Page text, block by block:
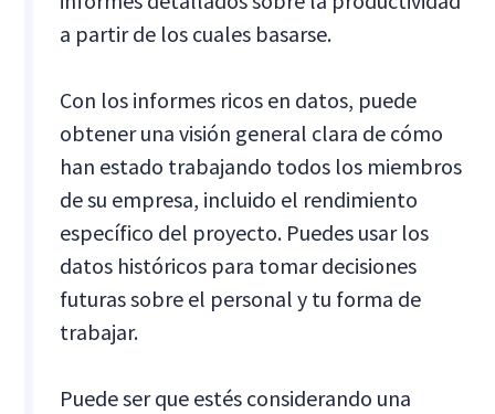
a partir de los cuales basarse.
Con los informes ricos en datos, puede
obtener una visión general clara de cómo
han estado trabajando todos los miembros
de su empresa, incluido el rendimiento
específico del proyecto. Puedes usar los
datos históricos para tomar decisiones
futuras sobre el personal y tu forma de
trabajar.
Puede ser que estés considerando una